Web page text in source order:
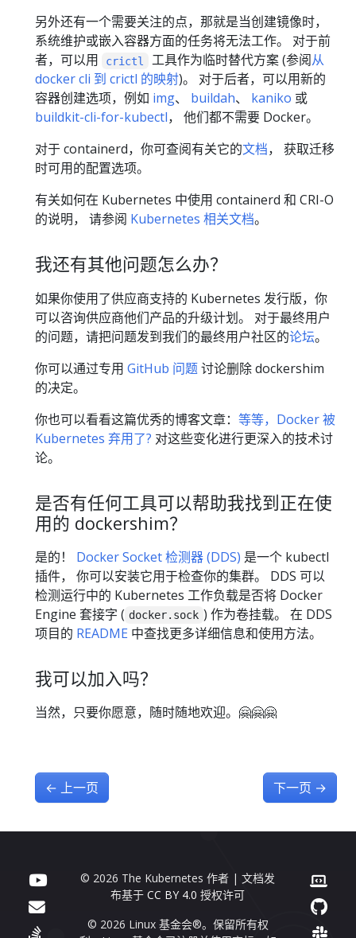
另外还有一个需要关注的点，那就是当创建镜像时，
系统维护或嵌入容器方面的任务将无法工作。 对于前
者，可以用
crictl 工具作为临时替代方案 (参阅从
docker cli 到 crictl 的映射)。 对于后者，可以用新的
容器创建选项，例如 img、 buildah、 kaniko 或
buildkit-cli-for-kubectl， 他们都不需要 Docker。
对于 containerd，你可查阅有关它的文档， 获取迁移
时可用的配置选项。
有关如何在 Kubernetes 中使用 containerd 和 CRI-O
的说明， 请参阅 Kubernetes 相关文档。
我还有其他问题怎么办？
如果你使用了供应商支持的 Kubernetes 发行版，你
可以咨询供应商他们产品的升级计划。 对于最终用户
的问题，请把问题发到我们的最终用户社区的论坛。
你可以通过专用 GitHub 问题讨论删除 dockershim
的决定。
你也可以看看这篇优秀的博客文章： 等等，Docker 被
Kubernetes 弃用了? 对这些变化进行更深入的技术讨
论。
是否有任何工具可以帮助我找到正在使
用的 dockershim？
是的！ Docker Socket 检测器 (DDS) 是一个 kubectl
插件， 你可以安装它用于检查你的集群。 DDS 可以
检测运行中的 Kubernetes 工作负载是否将 Docker
Engine 套接字 ( docker.sock ) 作为卷挂载。 在 DDS
项目的 README 中查找更多详细信息和使用方法。
我可以加入吗？
当然，只要你愿意，随时随地欢迎。🤗🤗🤗
← 上一页 下一页 →
© 2026 The Kubernetes 作者 | 文档发
布基于CC BY 4.0 授权许可
© 2026 Linux 基金会®。保留所有权